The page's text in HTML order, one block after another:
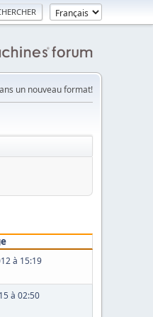
un nouveau format!
à 15:19
à 02:50